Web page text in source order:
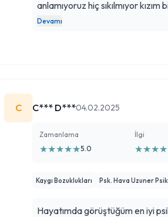
anlamıyoruz hiç sıkılmıyor kızım
Devamı
C C*** D***04.02.2025
Zamanlama
★★★★★5.0
İlgi
★★★★
Kaygı Bozuklukları Psk. Hava Uzuner
Hayatımda görüştüğüm en iyi